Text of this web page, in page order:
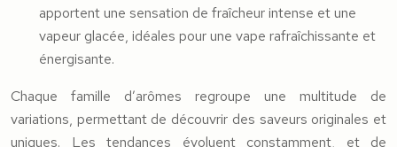
apportent une sensation de fraîcheur intense et une
vapeur glacée, idéales pour une vape rafraîchissante et
énergisante.
Chaque famille d’arômes regroupe une multitude de
variations, permettant de découvrir des saveurs originales et
uniques. Les tendances évoluent constamment, et de